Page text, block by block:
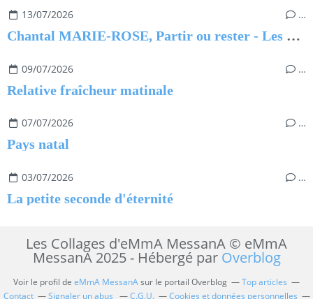
13/07/2026 …
Chantal MARIE-ROSE, Partir ou rester - Les clés pour évoluer professionnellement sans regret
09/07/2026 …
Relative fraîcheur matinale
07/07/2026 …
Pays natal
03/07/2026 …
La petite seconde d'éternité
Les Collages d'eMmA MessanA © eMmA
MessanA 2025 - Hébergé par Overblog
Voir le profil de eMmA MessanAsur le portail Overblog
Top articles
Contact
Signaler un abus C.G.U. Cookies et données personnelles